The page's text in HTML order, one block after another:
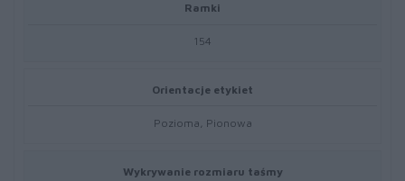
Ramki
154
Orientacje etykiet
Pozioma, Pionowa
Wykrywanie rozmiaru taśmy